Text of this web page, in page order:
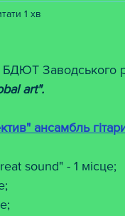
1 хв
БДЮТ Заводського
art".
ансамбль
sound" - 1 місце;